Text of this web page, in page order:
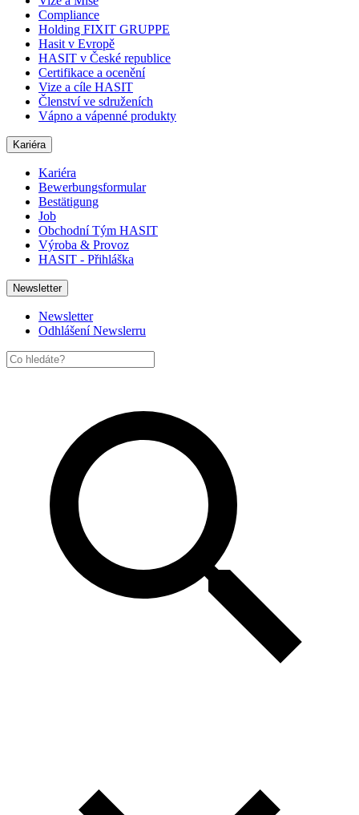
Compliance
Holding FIXIT GRUPPE
Hasit v Evropě
HASIT v České republice
Certifikace a ocenění
Vize a cíle HASIT
Členství ve sdruženích
Vápno a vápenné produkty
Kariéra
Kariéra
Bewerbungsformular
Bestätigung
Job
Obchodní Tým HASIT
Výroba & Provoz
HASIT - Přihláška
Newsletter
Newsletter
Odhlášení Newslerru